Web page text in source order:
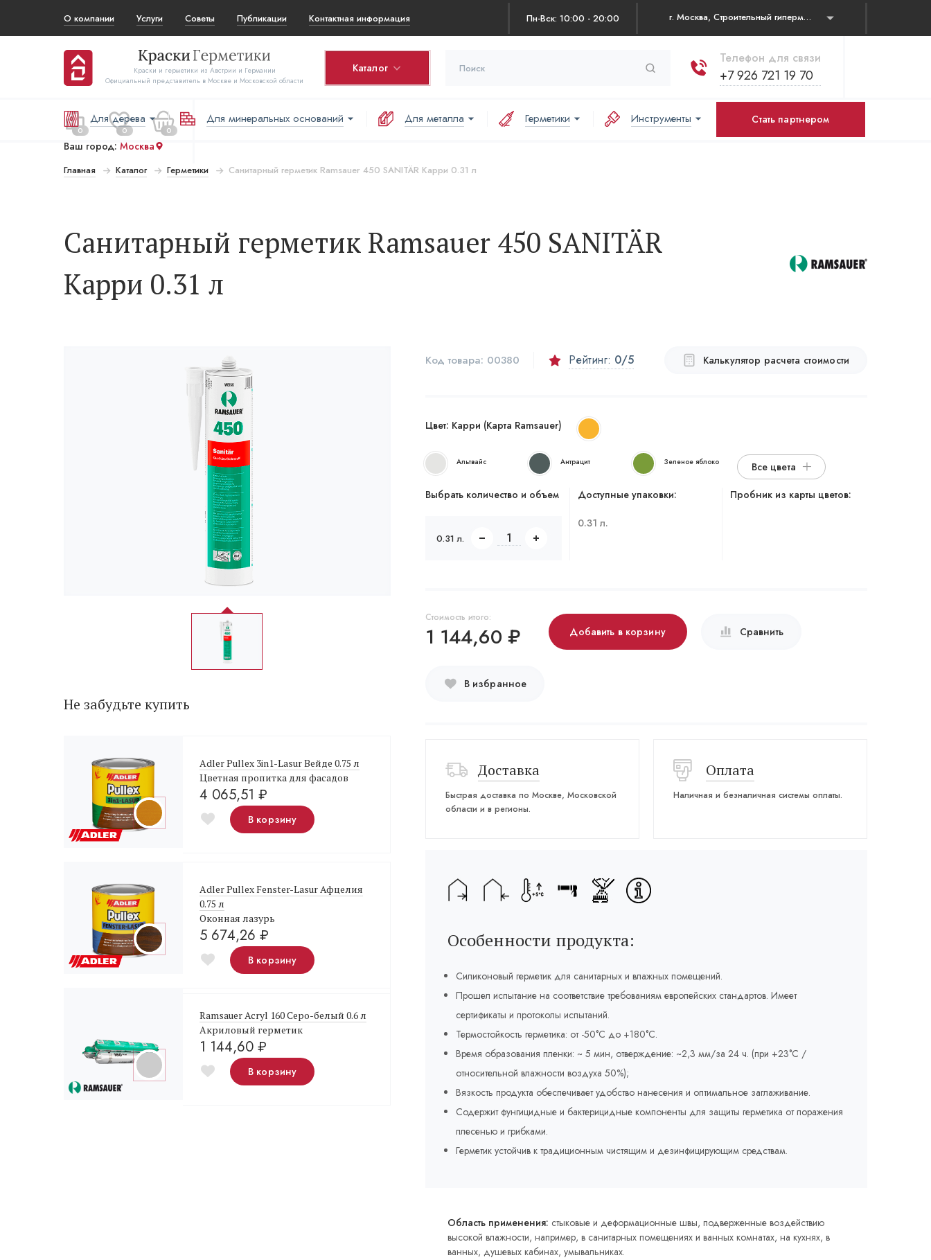
О компании Услуги Советы Публикации Контактная информация Пн-Вск: 10:00 - 20:00 г. Москва, Строительный гипермаркет "Каширский двор" Каширское шоссе, д. 19 корп. 1, павильон № 31
Краски и герметики из Австрии и Германии
Официальный представитель в Москве и Московской области
Каталог
Телефон для связи
+7 926 721 19 70
0 0 0
Ваш город: Москва
Для дерева Для минеральных оснований Для металла Герметики Инструменты Стать партнером
Главная Каталог Герметики Санитарный герметик Ramsauer 450 SANITÄR Карри 0.31 л
Санитарный герметик Ramsauer 450 SANITÄR
Карри 0.31 л
Не забудьте купить
Adler Pullex 3in1-Lasur Вейде 0.75 л
Цветная пропитка для фасадов
4 065,51 ₽
В корзину
Adler Pullex Fenster-Lasur Афцелия
0.75 л
Оконная лазурь
5 674,26 ₽
В корзину
Ramsauer Acryl 160 Серо-белый 0.6 л
Акриловый герметик
1 144,60 ₽
В корзину
Код товара: 00380 Рейтинг: 0/5 Калькулятор расчета стоимости
Цвет: Карри (Карта Ramsauer)
Альтвайс Антрацит Зеленое яблоко
Все цвета
Выбрать количество и объем
0.31 л.
Доступные упаковки:
0.31 л.
Пробник из карты цветов:
Стоимость итого:
1 144,60 ₽ Добавить в корзину Сравнить
В избранное
Доставка
Быстрая доставка по Москве, Московской
области и в регионы.
Оплата
Наличная и безналичная системы оплаты.
Особенности продукта:
Силиконовый герметик для санитарных и влажных помещений.
Прошел испытание на соответствие требованиям европейских стандартов. Имеет
сертификаты и протоколы испытаний.
Термостойкость герметика: от -50°C до +180°C.
Время образования пленки: ~ 5 мин, отверждение: ~2,3 мм/за 24 ч. (при +23°C /
относительной влажности воздуха 50%);
Вязкость продукта обеспечивает удобство нанесения и оптимальное заглаживание.
Содержит фунгицидные и бактерицидные компоненты для защиты герметика от поражения
плесенью и грибками.
Герметик устойчив к традиционным чистящим и дезинфицирующим средствам.
Область применения: стыковые и деформационные швы, подверженные воздействию
высокой влажности, например, в санитарных помещениях и ванных комнатах, на кухнях, в
ванных, душевых кабинах, умывальниках.